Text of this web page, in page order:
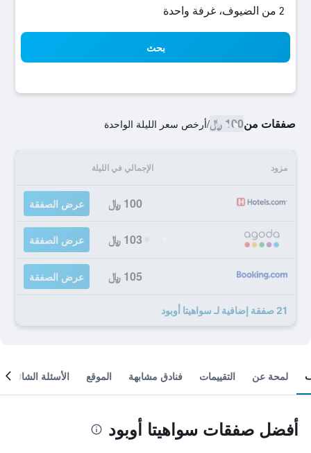
2 من الضيوف، غرفة واحدة
بحث
صفقات من100 ﷼ /أرخص سعر الليلة الواحدة
مزود الإجمالي في الليلة
100 ﷼ عرض الصفقة
103 ﷼ عرض الصفقة
105 ﷼ عرض الصفقة
21 صفقة إضافية لـ سواهيتا أوبود
لمحة عن التقييمات فنادق مشابهة الموقع الأسئلة الشائعة
أفضل صفقات سواهيتا أوبود